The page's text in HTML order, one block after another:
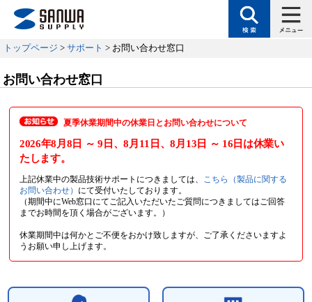
トップページ > サポート > お問い合わせ窓口
お問い合わせ窓口
夏季休業期間中の休業日とお問い合わせについて
2026年8月8日 ～ 9日 、8月11日 、8月13日 ～ 16日 は休業い
たします。
上記休業中の製品技術サポートにつきましては、
こちら（製品に関する
お問い合わせ） にて受付いたしております。
（期間中にWeb窓口にてご記入いただいたご質問につきましてはご回答
までお時間を頂く場合がございます。）
休業期間中は何かとご不便をおかけ致しますが、ご了承くださいますよ
うお願い申し上げます。